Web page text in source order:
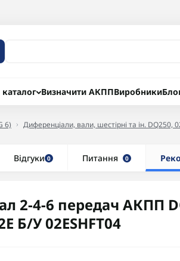
Визначити АКППВиробники
6) Диференціали, вали, шестірні та ін. DQ250,
Відгуки 0 Питання 0
2-4-6 передач АКПП
Б/У 02ESHFT04